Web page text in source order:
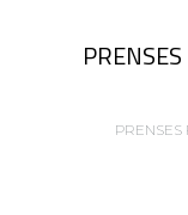
PRENSES